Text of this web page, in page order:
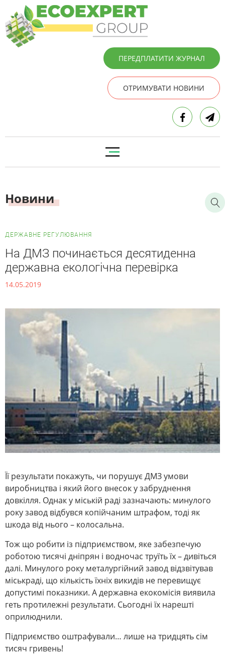
ПЕРЕДПЛАТИТИ ЖУРНАЛ
ОТРИМУВАТИ НОВИНИ
Новини
ДЕРЖАВНЕ РЕГУЛЮВАННЯ
На ДМЗ починається десятиденна
державна екологічна перевірка
14.05.2019
Її результати покажуть, чи порушує ДМЗ умови
виробництва і який його внесок у забруднення
довкілля. Однак у міській раді зазначають: минулого
року завод відбувся копійчаним штрафом, тоді як
шкода від нього – колосальна.
Тож що робити із підприємством, яке забезпечую
роботою тисячі дніпрян і водночас труїть їх – дивіться
далі. Минулого року металургійний завод відзвітував
міськраді, що кількість їхніх викидів не перевищує
допустимі показники. А державна екокомісія виявила
геть протилежні результати. Сьогодні їх нарешті
оприлюднили.
Підприємство оштрафували… лише на тридцять сім
тисяч гривень!